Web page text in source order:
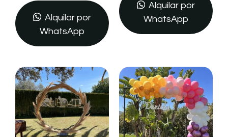
Alquilar por
WhatsApp
Alquilar por
WhatsApp